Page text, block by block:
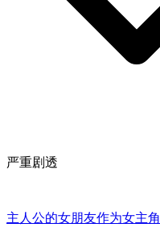
严重剧透
主人公的女朋友作为女主角